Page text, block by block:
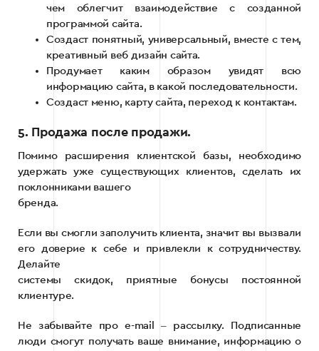
чем облегчит взаимодействие с созданной
программой сайта.
Создаст понятный, универсальный, вместе с тем,
креативный веб дизайн сайта.
Продумает каким образом увидят всю
информацию сайта, в какой последовательности.
Создаст меню, карту сайта, переход к контактам.
5. Продажа после продажи.
Помимо расширения клиентской базы, необходимо
удержать уже существующих клиентов, сделать их
поклонниками вашего
бренда.
Если вы смогли заполучить клиента, значит вы вызвали
его доверие к себе и привлекли к сотрудничеству.
Делайте
системы скидок, приятные бонусы постоянной
клиентуре.
Не забывайте про e-mail ‒ рассылку. Подписанные
люди смогут получать ваше внимание, информацию о